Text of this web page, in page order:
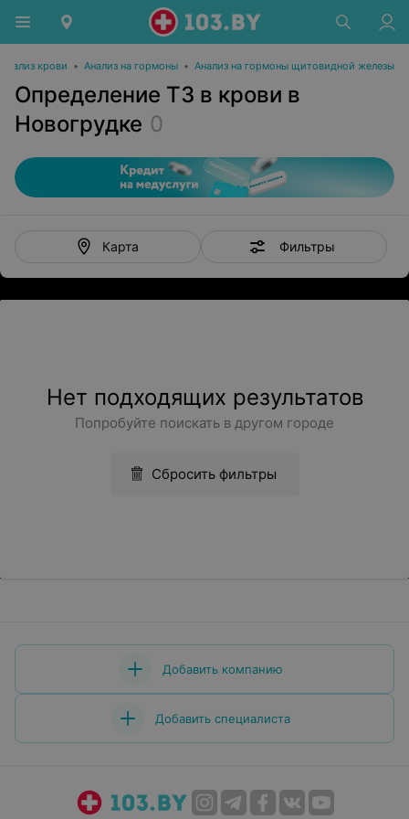
Анализ крови • Анализ на гормоны • Анализ на гормоны щитовидной железы
Определение Т3 в крови в
Новогрудке 0
Карта Фильтры
Нет подходящих результатов
Попробуйте поискать в другом городе
Сбросить фильтры
Добавить компанию
Добавить специалиста